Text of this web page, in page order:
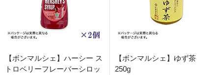
【ボンマルシェ】ハーシー ス
トロベリーフレーバーシロッ
【ボンマルシェ】ゆず茶
250g